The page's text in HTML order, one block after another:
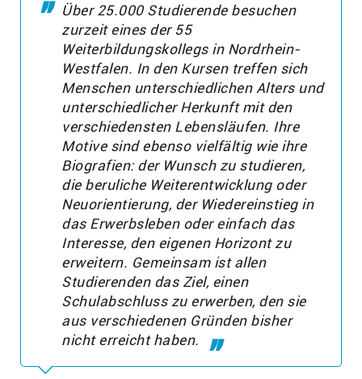
Über 25.000 Studierende besuchen
zurzeit eines der 55
Weiterbildungskollegs in Nordrhein-
Westfalen. In den Kursen treffen sich
Menschen unterschiedlichen Alters und
unterschiedlicher Herkunft mit den
verschiedensten Lebensläufen. Ihre
Motive sind ebenso vielfältig wie ihre
Biografien: der Wunsch zu studieren,
die beruliche Weiterentwicklung oder
Neuorientierung, der Wiedereinstieg in
das Erwerbsleben oder einfach das
Interesse, den eigenen Horizont zu
erweitern. Gemeinsam ist allen
Studierenden das Ziel, einen
Schulabschluss zu erwerben, den sie
aus verschiedenen Gründen bisher
nicht erreicht haben.